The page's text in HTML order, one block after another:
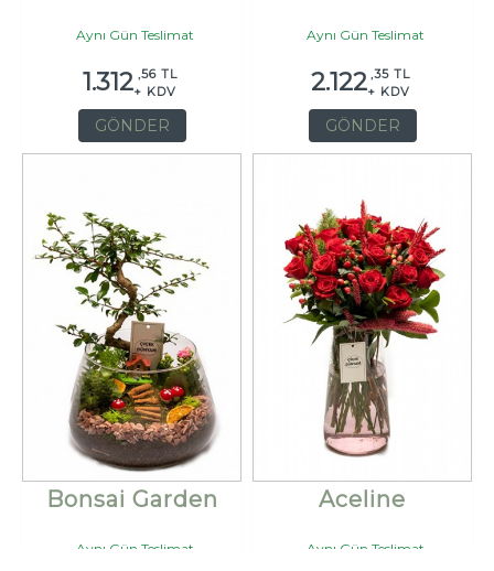
Aynı Gün Teslimat
1.312 ,56 TL
+ KDV
GÖNDER
Aynı Gün Teslimat
2.122 ,35 TL
+ KDV
GÖNDER
Bonsai Garden
Aynı Gün Teslimat
Aceline
Aynı Gün Teslimat